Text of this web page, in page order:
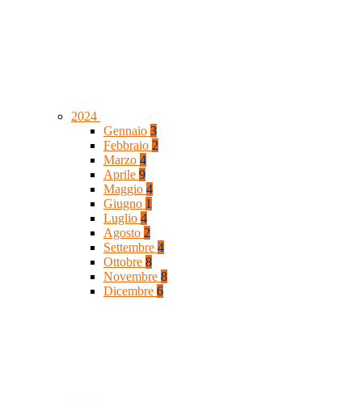
2024
Gennaio 3
Febbraio 2
Marzo 4
Aprile 9
Maggio 4
Giugno 1
Luglio 4
Agosto 2
Settembre 4
Ottobre 8
Novembre 8
Dicembre 6